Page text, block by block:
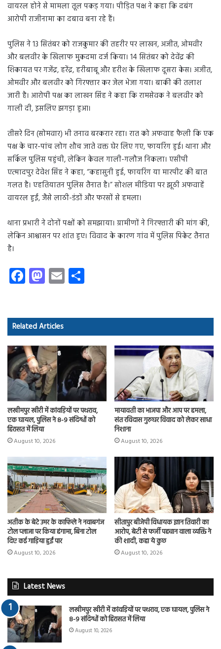
वायरल होने से मामला तूल पकड़ गया। पीड़ित पक्ष ने कहा कि दबंग
आरोपी राजीनामा का दबाव बना रहे हैं।
पुलिस ने 13 सितंबर को राजकुमार की तहरीर पर लाखन, अजीत, ओमवीर
और बलवीर के खिलाफ मुकदमा दर्ज किया। 14 सितंबर को देवेंद्र की
शिकायत पर गजेंद्र, हरेंद्र, हरीबाबू और हरीश के खिलाफ दूसरा केस। अजीत,
ओमवीर और बलवीर को गिरफ्तार कर जेल भेजा गया। बाकी की तलाश
जारी है। आरोपी पक्ष का लाखन सिंह ने कहा कि रामसेवक ने बलवीर को
गाली दी, इसलिए झगड़ा हुआ।
तीसरे दिन (सोमवार) भी तनाव बरकरार रहा। रात को अफवाह फैली कि एक
पक्ष के चार-पांच लोग शौच जाते वक्त घेर लिए गए, फायरिंग हुई। थाना और
सर्किल पुलिस पहुंची, लेकिन केवल गाली-गलौज निकला। एसीपी
एत्मादपुर देवेश सिंह ने कहा, “कहासुनी हुई, फायरिंग या मारपीट की बात
गलत है। एहतियातन पुलिस तैनात है।” सोशल मीडिया पर झूठी अफवाहें
वायरल हुईं, जैसे लाठी-डंडों और फरसों से हमला।
थाना प्रभारी ने दोनों पक्षों को समझाया। ग्रामीणों ने गिरफ्तारी की मांग की,
लेकिन आश्वासन पर शांत हुए। विवाद के कारण गांव में पुलिस पिकेट तैनात
है।
Fa
ce
o
ok
M
as
d
o
n
E
m
Related Articles
लखीमपुर खीरी में कांवड़ियों पर पथराव,
एक घायल, पुलिस ने 8-9 संदिग्धों को
हिरासत में लिया
August 10, 2026
मायावती का भाजपा और आप पर हमला,
संत रविदास गुरुघर विवाद को लेकर साधा
निशाना
August 10, 2026
अतीक के बेटे उमर के काफिले ने नवाबगंज
टोल प्लाजा पर किया हंगामा, बिना टोल
दिए कई गाड़िया हुईं पार
August 10, 2026
सीतापुर बीजेपी विधायक ज्ञान तिवारी का
आरोप, बेटी से फर्जी पहचान वाला व्यक्ति ने
की शादी, कहा ये कुछ
August 10, 2026
Latest News
लखीमपुर खीरी में कांवड़ियों पर पथराव, एक घायल, पुलिस ने
8-9 संदिग्धों को हिरासत में लिया
August 10, 2026